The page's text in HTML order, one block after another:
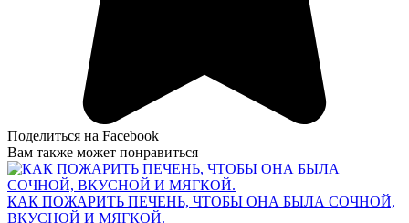
Поделиться на Facebook
Вам также может понравиться
КАК ПОЖАРИТЬ ПЕЧЕНЬ, ЧТОБЫ ОНА БЫЛА СОЧНОЙ,
ВКУСНОЙ И МЯГКОЙ.